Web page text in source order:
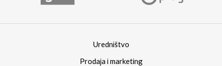
Uredništvo
Prodaja i marketing